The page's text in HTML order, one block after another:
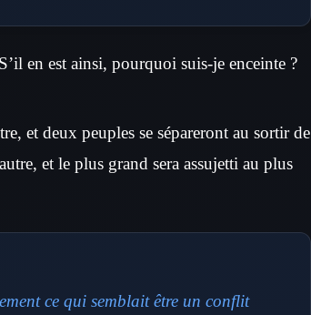
en est ainsi, pourquoi suis-je enceinte ?
et deux peuples se sépareront au sortir de
et le plus grand sera assujetti au plus
ce qui semblait être un conflit